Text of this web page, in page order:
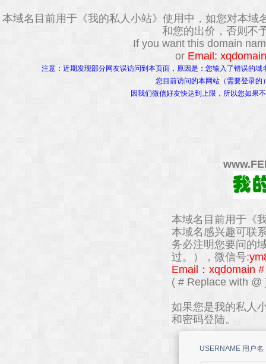
本域名目前用于《我的私人小站》使用中，如您对本
和您的出价，否则不
If you want this domain
or Email:
注意：近期发现部分网友误访问到本页面，原因是：您输入了错误的
您目前访问的本网站（需要登录
因我们微信好友快达到上限，所以您如果
www.
本域名目前用于《
本域名感兴趣可联
务必注明您要问的
过。），微信号:
Email：xqdomain
( # Replace with @
如果您是我的私人
和密码登陆。
USERNAME 用户名